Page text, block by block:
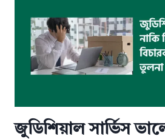
জুডিশিয়াল সার্ভিস